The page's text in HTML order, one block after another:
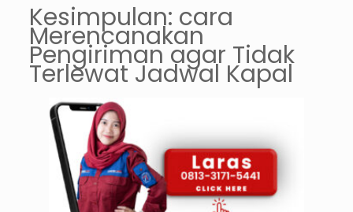
Kesimpulan: cara
Merencanakan
Pengiriman agar Tidak
Terlewat Jadwal Kapal